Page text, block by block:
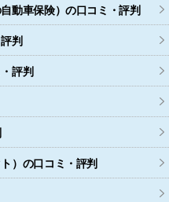
動車保険）の口コミ・評判
判
評判
） の口コミ・評判